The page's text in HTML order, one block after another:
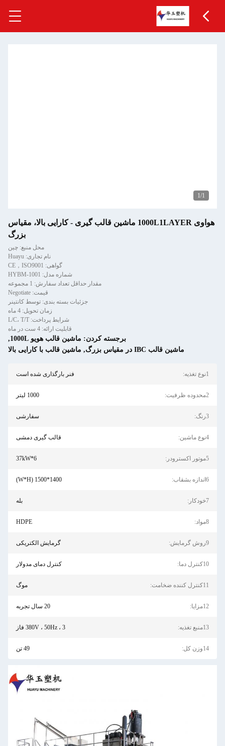
1/1
هواوی 1000L1LAYER ماشین قالب گیری - کارایی بالا، مقیاس
بزرگ
محل منبع: چین
نام تجاری: Huayu
گواهی: CE，ISO9001
شماره مدل: HYBM-1001
مقدار حداقل تعداد سفارش: 1 مجموعه
قیمت: Negotiate
جزئیات بسته بندی: توسط کانتینر
زمان تحویل: 4 ماه
شرایط پرداخت: L/C، T/T
قابلیت ارائه: 4 ست در ماه
برجسته کردن: ماشین قالب هویو 1000L
,
ماشین قالب IBC در مقیاس بزرگ
, ماشین قالب با کارایی بالا
1نوع تغذیه: فنر بارگذاری شده است
2محدوده ظرفیت: 1000 لیتر
3رنگ: سفارشی
4نوع ماشین: قالب گیری دمشی
5موتور اکسترودر: 37kW*6
6اندازه بشقاب: 1400*1500 (W*H)
7خودکار: بله
8مواد: HDPE
9روش گرمایش: گرمایش الکتریکی
10کنترل دما: کنترل دمای مدولار
11کنترل کننده ضخامت: موگ
12مزایا: 20 سال تجربه
13منبع تغذیه: 380V ، 50Hz ، 3 فاز
14وزن کل: 49 تن